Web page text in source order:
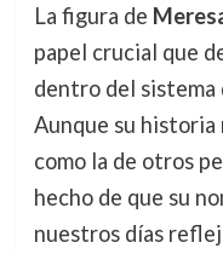
La figura de
papel crucial que
dentro del sistema
Aunque su historia
como la de otros
hecho de que su
nuestros días